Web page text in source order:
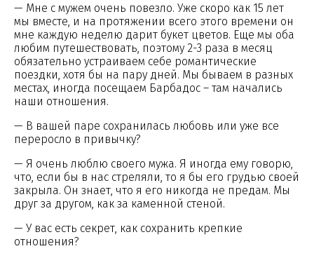
— Мне с мужем очень повезло. Уже скоро как 15 лет
мы вместе, и на протяжении всего этого времени он
мне каждую неделю дарит букет цветов. Еще мы оба
любим путешествовать, поэтому 2-3 раза в месяц
обязательно устраиваем себе романтические
поездки, хотя бы на пару дней. Мы бываем в разных
местах, иногда посещаем Барбадос – там начались
наши отношения.
— В вашей паре сохранилась любовь или уже все
переросло в привычку?
— Я очень люблю своего мужа. Я иногда ему говорю,
что, если бы в нас стреляли, то я бы его грудью своей
закрыла. Он знает, что я его никогда не предам. Мы
друг за другом, как за каменной стеной.
— У вас есть секрет, как сохранить крепкие
отношения?